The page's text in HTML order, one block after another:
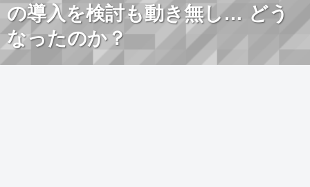
の導入を検討も動き無し… どう
なったのか？